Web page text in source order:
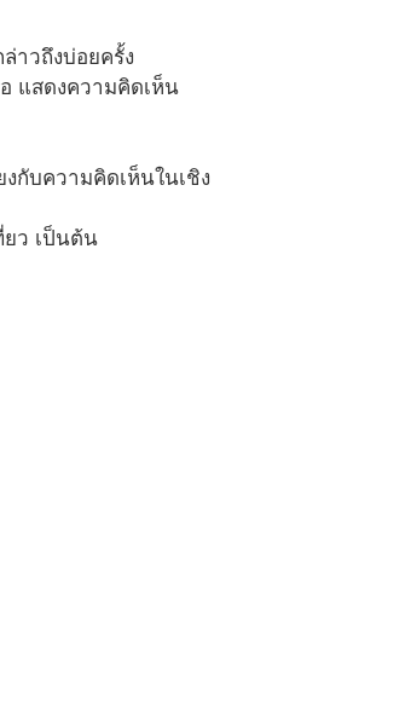
าวถึงบ่อยครั้ง
แสดงความคิดเห็น
กับความคิดเห็นในเชิง
ยว เป็นต้น